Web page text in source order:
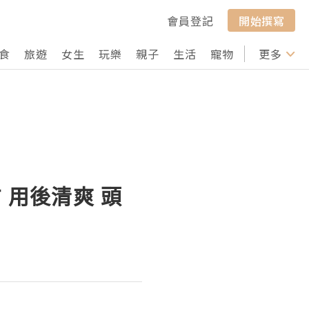
會員登記
開始撰寫
旅遊 女生 玩樂 親子 生活 寵物 行山 打卡
更多
後清爽 頭